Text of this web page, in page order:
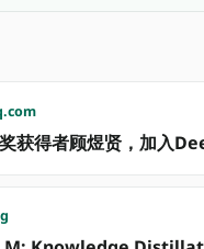
获得者顾煜贤，加入